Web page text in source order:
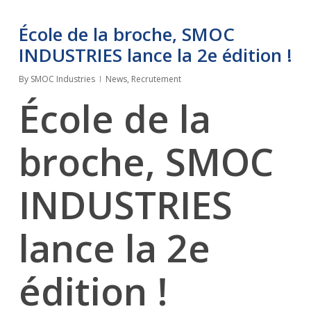
École de la broche, SMOC
INDUSTRIES lance la 2e édition !
By SMOC Industries News, Recrutement
École de la
broche, SMOC
INDUSTRIES
lance la 2e
édition !